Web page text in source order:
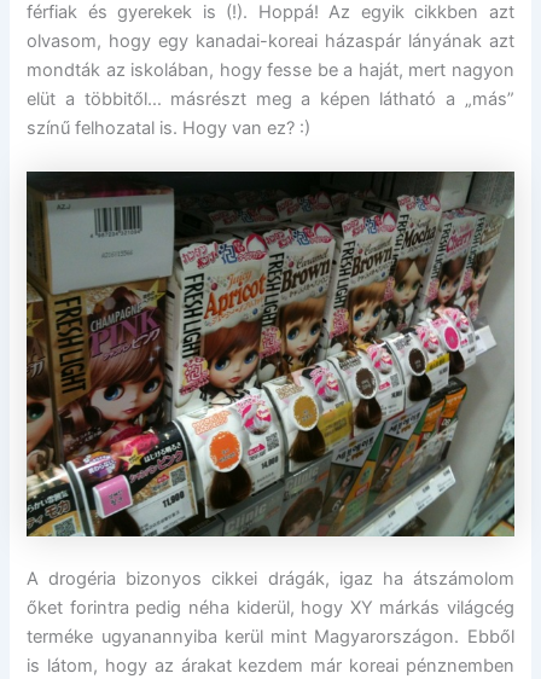
férfiak és gyerekek is (!). Hoppá! Az egyik cikkben azt
olvasom, hogy egy kanadai-koreai házaspár lányának azt
mondták az iskolában, hogy fesse be a haját, mert nagyon
elüt a többitől… másrészt meg a képen látható a „más”
színű felhozatal is. Hogy van ez? :)
A drogéria bizonyos cikkei drágák, igaz ha átszámolom
őket forintra pedig néha kiderül, hogy XY márkás világcég
terméke ugyanannyiba kerül mint Magyarországon. Ebből
is látom, hogy az árakat kezdem már koreai pénznemben